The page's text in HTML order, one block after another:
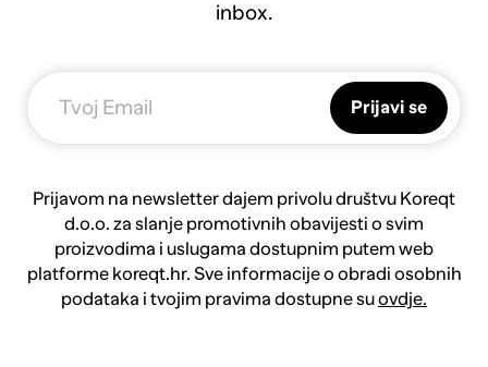
inbox.
Prijavi se
Prijavom na newsletter dajem privolu društvu Koreqt
d.o.o. za slanje promotivnih obavijesti o svim
proizvodima i uslugama dostupnim putem web
platforme koreqt.hr. Sve informacije o obradi osobnih
podataka i tvojim pravima dostupne suovdje.